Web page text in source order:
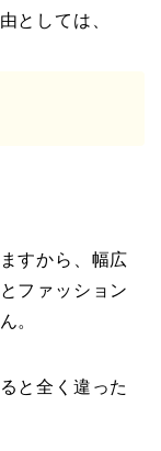
としては、
すから、幅広
ファッション
。
と全く違った